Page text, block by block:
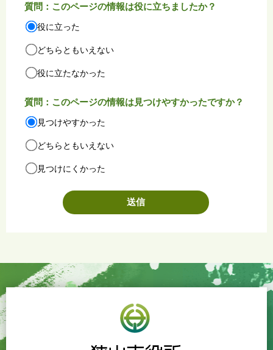
質問：このページの情報は役に立ちましたか？
役に立った
どちらともいえない
役に立たなかった
質問：このページの情報は見つけやすかったですか？
見つけやすかった
どちらともいえない
見つけにくかった